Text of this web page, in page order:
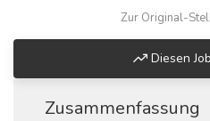
Zur Original-
Diesen
Zusammenfassung